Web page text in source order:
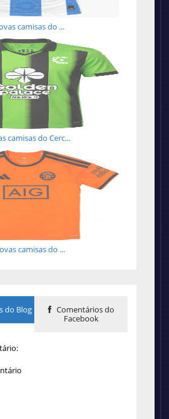
camisas do ...
camisas do Cerc...
camisas do ...
do Blog
Comentários do
Facebook